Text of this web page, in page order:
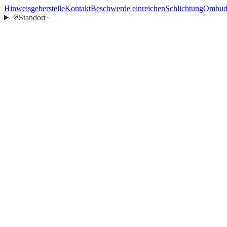
HinweisgeberstelleKontaktBeschwerde einreichenSchlichtung
Standort